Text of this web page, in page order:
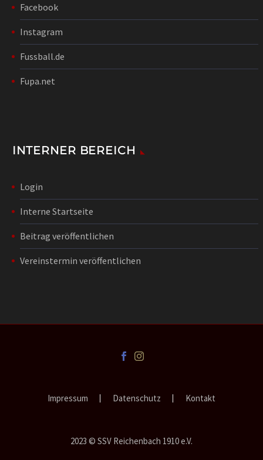
Facebook
Instagram
Fussball.de
Fupa.net
INTERNER BEREICH
Login
Interne Startseite
Beitrag veröffentlichen
Vereinstermin veröffentlichen
Impressum Datenschutz Kontakt
2023 © SSV Reichenbach 1910 e.V.